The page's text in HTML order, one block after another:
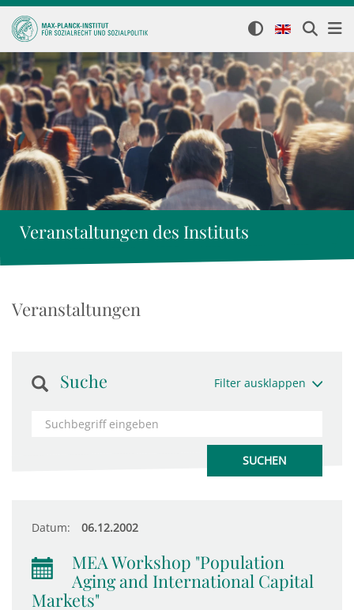
Veranstaltungen des Instituts
Veranstaltungen
Suche Filter ausklappen
Datum: 06.12.2002
MEA Workshop "Population
Aging and International Capital
Markets"